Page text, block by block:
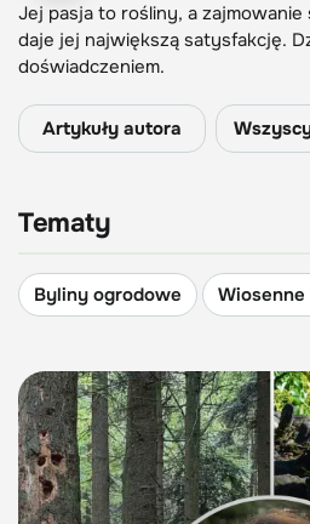
Jej pasja to rośliny, a zajmowanie
daje jej największą satysfakcję.
doświadczeniem.
Artykuły autora
Tematy
Byliny ogrodowe